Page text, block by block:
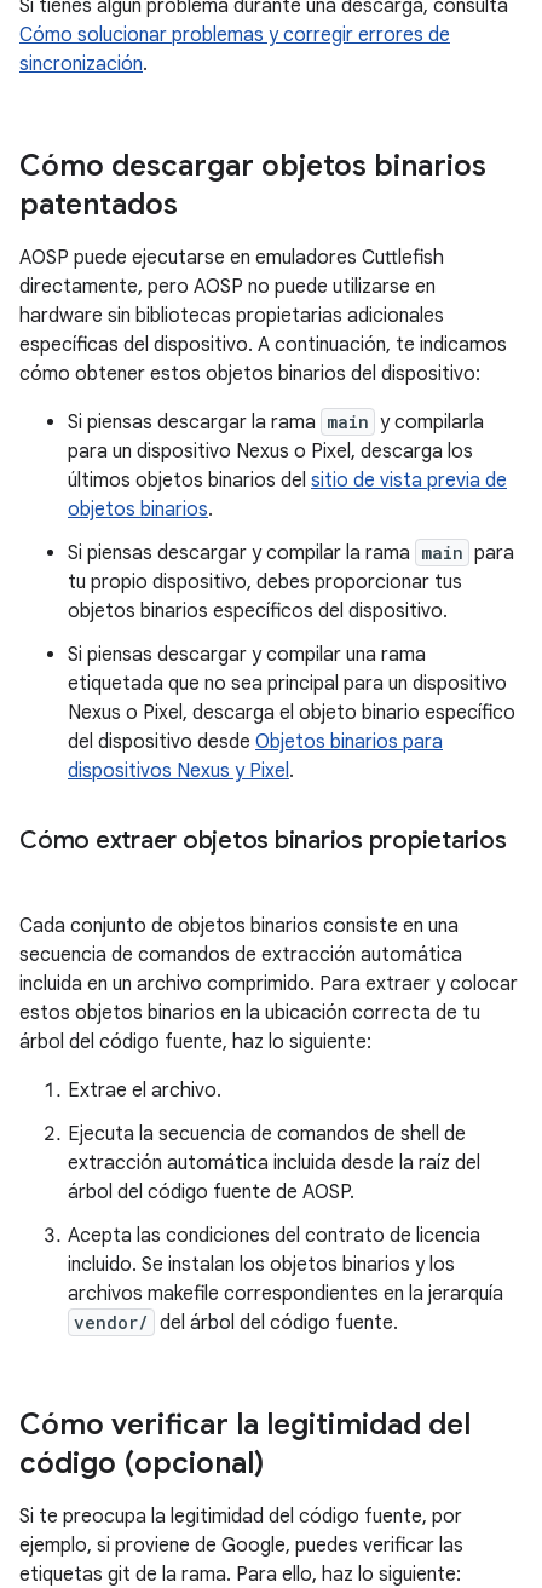
Si tienes algún problema durante una descarga, consulta
Cómo solucionar problemas y corregir errores de
sincronización.
Cómo descargar objetos binarios
patentados
AOSP puede ejecutarse en emuladores Cuttlefish
directamente, pero AOSP no puede utilizarse en
hardware sin bibliotecas propietarias adicionales
específicas del dispositivo. A continuación, te indicamos
cómo obtener estos objetos binarios del dispositivo:
Si piensas descargar la rama main y compilarla
para un dispositivo Nexus o Pixel, descarga los
últimos objetos binarios del sitio de vista previa de
objetos binarios.
Si piensas descargar y compilar la rama main para
tu propio dispositivo, debes proporcionar tus
objetos binarios específicos del dispositivo.
Si piensas descargar y compilar una rama
etiquetada que no sea principal para un dispositivo
Nexus o Pixel, descarga el objeto binario específico
del dispositivo desde Objetos binarios para
dispositivos Nexus y Pixel.
Cómo extraer objetos binarios propietarios
Cada conjunto de objetos binarios consiste en una
secuencia de comandos de extracción automática
incluida en un archivo comprimido. Para extraer y colocar
estos objetos binarios en la ubicación correcta de tu
árbol del código fuente, haz lo siguiente:
Extrae el archivo.
Ejecuta la secuencia de comandos de shell de
extracción automática incluida desde la raíz del
árbol del código fuente de AOSP.
Acepta las condiciones del contrato de licencia
incluido. Se instalan los objetos binarios y los
archivos makefile correspondientes en la jerarquía
vendor/ del árbol del código fuente.
Cómo verificar la legitimidad del
código (opcional)
Si te preocupa la legitimidad del código fuente, por
ejemplo, si proviene de Google, puedes verificar las
etiquetas git de la rama. Para ello, haz lo siguiente: